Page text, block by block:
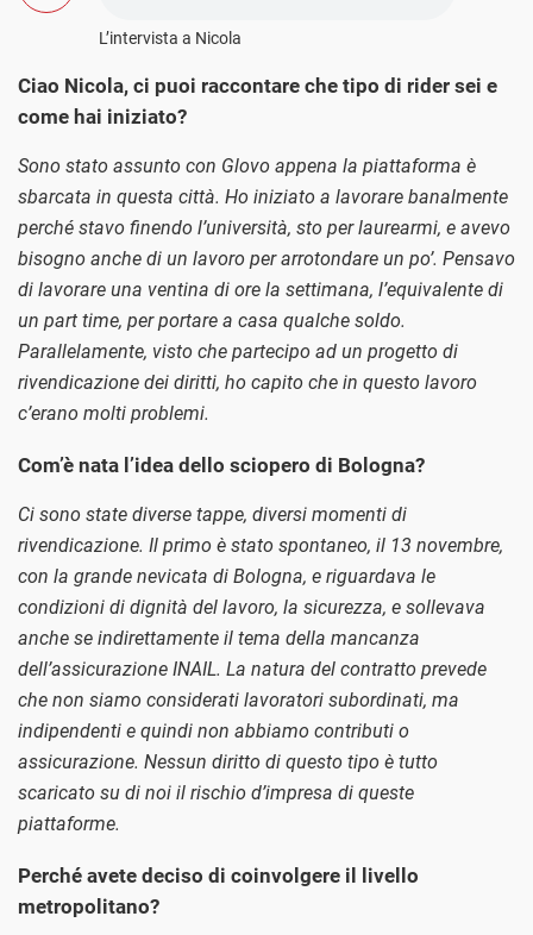
L’intervista a Nicola
Ciao Nicola, ci puoi raccontare che tipo di rider sei e
come hai iniziato?
Sono stato assunto con Glovo appena la piattaforma è
sbarcata in questa città. Ho iniziato a lavorare banalmente
perché stavo finendo l’università, sto per laurearmi, e avevo
bisogno anche di un lavoro per arrotondare un po’. Pensavo
di lavorare una ventina di ore la settimana, l’equivalente di
un part time, per portare a casa qualche soldo.
Parallelamente, visto che partecipo ad un progetto di
rivendicazione dei diritti, ho capito che in questo lavoro
c’erano molti problemi.
Com’è nata l’idea dello sciopero di Bologna?
Ci sono state diverse tappe, diversi momenti di
rivendicazione. Il primo è stato spontaneo, il 13 novembre,
con la grande nevicata di Bologna, e riguardava le
condizioni di dignità del lavoro, la sicurezza, e sollevava
anche se indirettamente il tema della mancanza
dell’assicurazione INAIL. La natura del contratto prevede
che non siamo considerati lavoratori subordinati, ma
indipendenti e quindi non abbiamo contributi o
assicurazione. Nessun diritto di questo tipo è tutto
scaricato su di noi il rischio d’impresa di queste
piattaforme.
Perché avete deciso di coinvolgere il livello
metropolitano?